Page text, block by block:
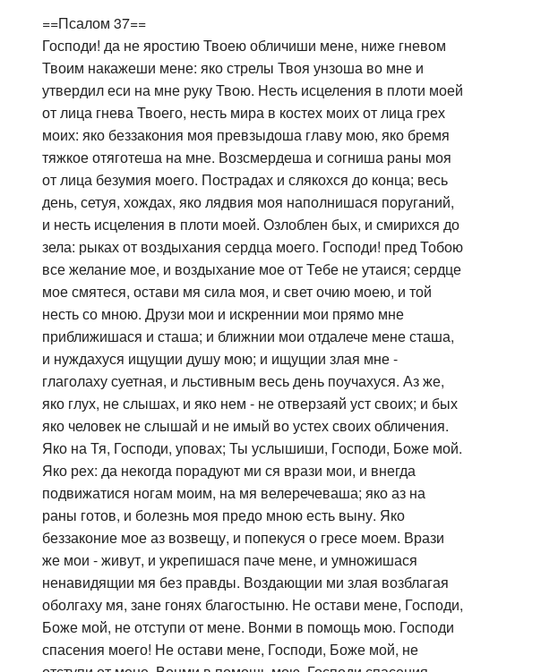
==Псалом 37==
Господи! да не яростию Твоею обличиши мене, ниже гневом
Твоим накажеши мене: яко стрелы Твоя унзоша во мне и
утвердил еси на мне руку Твою. Несть исцеления в плоти моей
от лица гнева Твоего, несть мира в костех моих от лица грех
моих: яко беззакония моя превзыдоша главу мою, яко бремя
тяжкое отяготеша на мне. Возсмердеша и согниша раны моя
от лица безумия моего. Пострадах и слякохся до конца; весь
день, сетуя, хождах, яко лядвия моя наполнишася поруганий,
и несть исцеления в плоти моей. Озлоблен бых, и смирихся до
зела: рыках от воздыхания сердца моего. Господи! пред Тобою
все желание мое, и воздыхание мое от Тебе не утаися; сердце
мое смятеся, остави мя сила моя, и свет очию моею, и той
несть со мною. Друзи мои и искреннии мои прямо мне
приближишася и сташа; и ближнии мои отдалече мене сташа,
и нуждахуся ищущии душу мою; и ищущии злая мне -
глаголаху суетная, и льстивным весь день поучахуся. Аз же,
яко глух, не слышах, и яко нем - не отверзаяй уст своих; и бых
яко человек не слышай и не имый во устех своих обличения.
Яко на Тя, Господи, уповах; Ты услышиши, Господи, Боже мой.
Яко рех: да некогда порадуют ми ся врази мои, и внегда
подвижатися ногам моим, на мя велеречеваша; яко аз на
раны готов, и болезнь моя предо мною есть выну. Яко
беззаконие мое аз возвещу, и попекуся о гресе моем. Врази
же мои - живут, и укрепишася паче мене, и умножишася
ненавидящии мя без правды. Воздающии ми злая возблагая
оболгаху мя, зане гонях благостыню. Не остави мене, Господи,
Боже мой, не отступи от мене. Вонми в помощь мою. Господи
спасения моего! Не остави мене, Господи, Боже мой, не